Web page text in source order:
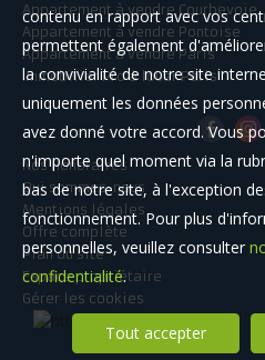
Appartement à vendre Courbevoie
Appartement à vendre Pontoise
Appartement à vendre Paris
Immobilier Pro à louer Paris
Nos Honoraires
Qui sommes-nous
Mentions légales
Offre complète
Plan du site
Espace propriétaire
Gérer les cookies
contenu en rapport avec vos
permettent également
la convivialité de notre site
uniquement les données
avez donné votre accord. Vous
n'importe quel moment via la
bas de notre site, à l'exception
fonctionnement. Pour plus
personnelles, veuillez consulter
confidentialité.
Tout accepter